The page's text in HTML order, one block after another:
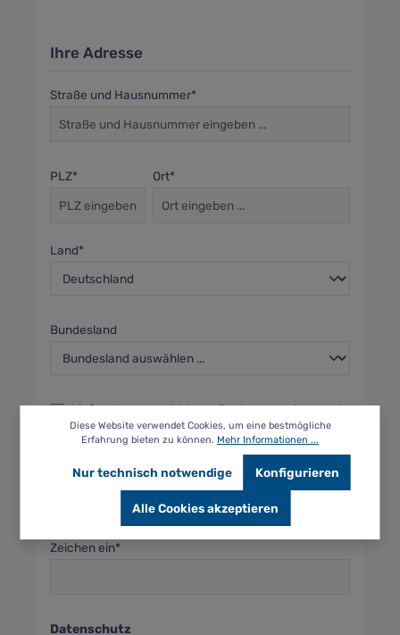
Ihre Adresse
Straße und Hausnummer*
PLZ* Ort*
Land*
Bundesland
Lieferadresse weicht von Rechnungsadresse ab.
Um weiterzugehen, geben Sie die oben abgebildeten
Zeichen ein*
Datenschutz
Diese Website verwendet Cookies, um eine bestmögliche
Erfahrung bieten zu können. Mehr Informationen ...
Nur technisch notwendige Konfigurieren
Alle Cookies akzeptieren